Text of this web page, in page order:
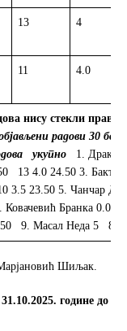
13 4
11 4.0
нису стекли право
радови 30
укупно
1. Дракул
13 4.0 24.50 3.
3.5 23.50 5. Чанчар
Бранка 0.00
9. Масал Неда 5 8
Шиљак.
године до